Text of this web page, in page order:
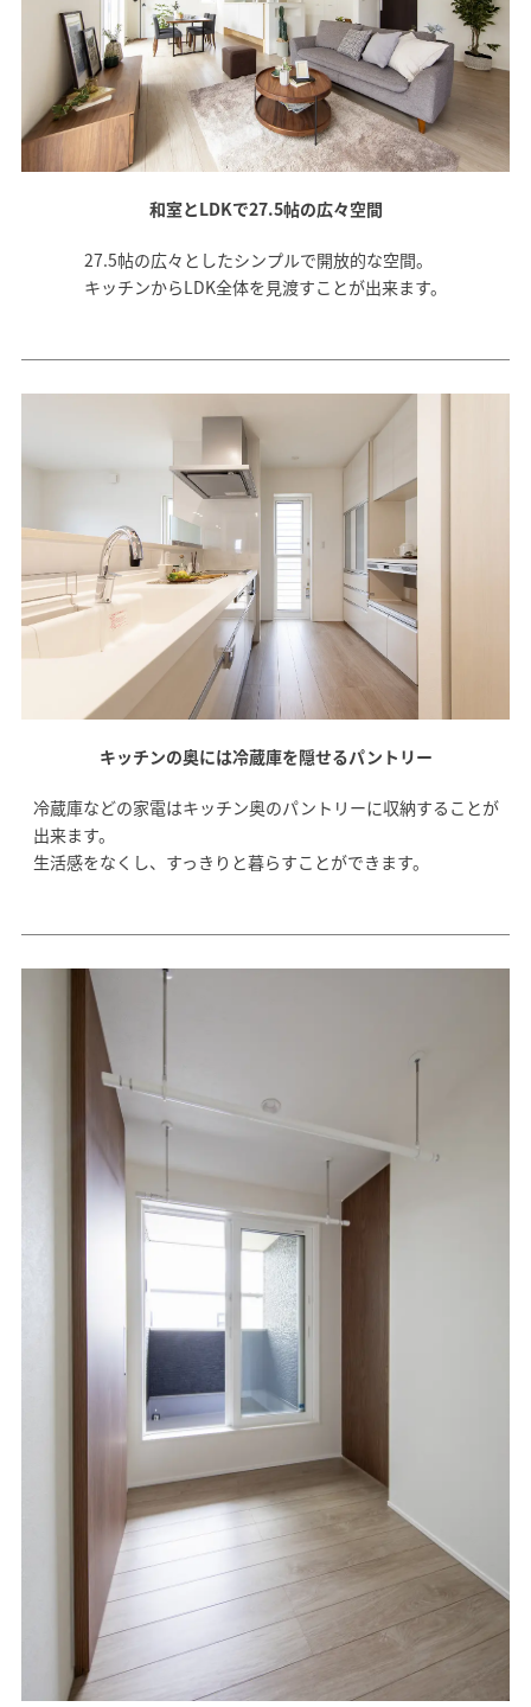
和室とLDKで27.5帖の広々空間
27.5帖の広々としたシンプルで開放的な空間。
キッチンからLDK全体を見渡すことが出来ます。
キッチンの奥には冷蔵庫を隠せるパントリー
冷蔵庫などの家電はキッチン奥のパントリーに収納することが
出来ます。
生活感をなくし、すっきりと暮らすことができます。